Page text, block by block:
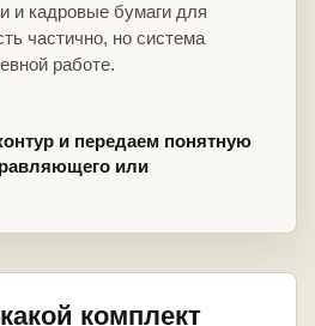
и кадровые бумаги для
частично, но система
работе.
и передаем понятную
или
комплект